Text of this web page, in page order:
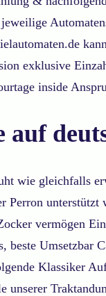
exklusive
inside
auf
wie gleichfalls
Perron
vermögen
beste Umsetzbar
Klassiker
unserer